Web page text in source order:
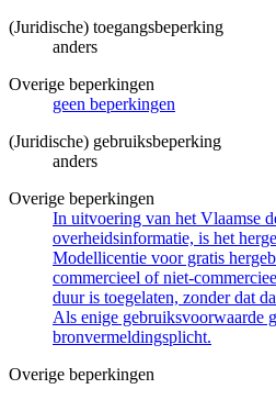
(Juridische) toegangsbeperking
anders
Overige beperkingen
geen beperkingen
(Juridische) gebruiksbeperking
anders
Overige beperkingen
In uitvoering van het Vlaamse
overheidsinformatie, is het
Modellicentie voor gratis
commercieel of niet-
duur is toegelaten, zonder dat
Als enige gebruiksvoorwaarde
bronvermeldingsplicht.
Overige beperkingen